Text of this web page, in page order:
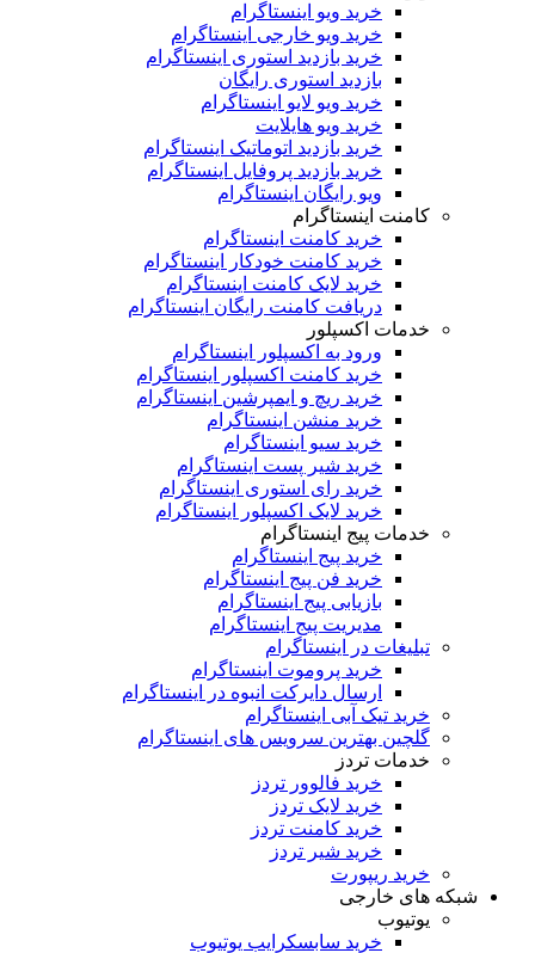
خرید ویو اینستاگرام
خرید ویو خارجی اینستاگرام
خرید بازدید استوری اینستاگرام
بازدید استوری رایگان
خرید ویو لایو اینستاگرام
خرید ویو هایلایت
خرید بازدید اتوماتیک اینستاگرام
خرید بازدید پروفایل اینستاگرام
ویو رایگان اینستاگرام
کامنت اینستاگرام
خرید کامنت اینستاگرام
خرید کامنت خودکار اینستاگرام
خرید لایک کامنت اینستاگرام
دریافت کامنت رایگان اینستاگرام
خدمات اکسپلور
ورود به اکسپلور اینستاگرام
خرید کامنت اکسپلور اینستاگرام
خرید ریچ و ایمپرشین اینستاگرام
خرید منشن اینستاگرام
خرید سیو اینستاگرام
خرید شیر پست اینستاگرام
خرید رای استوری اینستاگرام
خرید لایک اکسپلور اینستاگرام
خدمات پیج اینستاگرام
خرید پیج اینستاگرام
خرید فن پیج اینستاگرام
بازیابی پیج اینستاگرام
مدیریت پیج اینستاگرام
تبلیغات در اینستاگرام
خرید پروموت اینستاگرام
ارسال دایرکت انبوه در اینستاگرام
خرید تیک آبی اینستاگرام
گلچین بهترین سرویس های اینستاگرام
خدمات تردز
خرید فالوور تردز
خرید لایک تردز
خرید کامنت تردز
خرید شیر تردز
خرید ریپورت
های خارجی
یوتیوب
خرید سابسکرایب یوتیوب